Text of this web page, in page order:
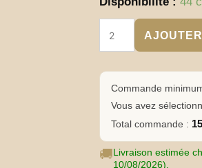
bistrot
restaurant
textilène
marron
gris
Commande
Vous avez
Total commande :
🚚Livraison estimée
10/08/2026).